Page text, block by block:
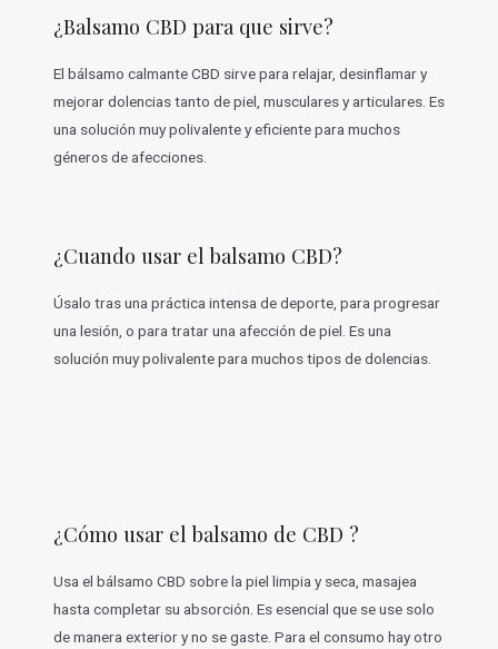
i
o
e
s
¿Balsamo CBD para que sirve?
El bálsamo calmante CBD sirve para relajar, desinflamar y
mejorar dolencias tanto de piel, musculares y articulares. Es
una solución muy polivalente y eficiente para muchos
géneros de afecciones.
¿Cuando usar el balsamo CBD?
Úsalo tras una práctica intensa de deporte, para progresar
una lesión, o para tratar una afección de piel. Es una
solución muy polivalente para muchos tipos de dolencias.
¿Cómo usar el balsamo de CBD ?
Usa el bálsamo CBD sobre la piel limpia y seca, masajea
hasta completar su absorción. Es esencial que se use solo
de manera exterior y no se gaste. Para el consumo hay otro